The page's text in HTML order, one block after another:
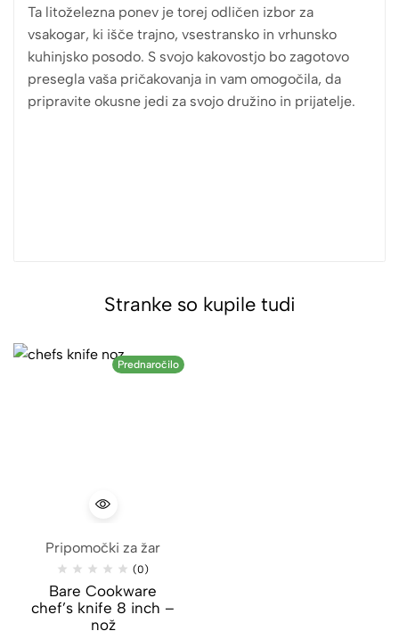
Ta litoželezna ponev je torej odličen izbor za
vsakogar, ki išče trajno, vsestransko in vrhunsko
kuhinjsko posodo. S svojo kakovostjo bo zagotovo
presegla vaša pričakovanja in vam omogočila, da
pripravite okusne jedi za svojo družino in prijatelje.
Stranke so kupile tudi
Prednaročilo
Pripomočki za žar
(0)
Bare Cookware
chef’s knife 8 inch –
nož